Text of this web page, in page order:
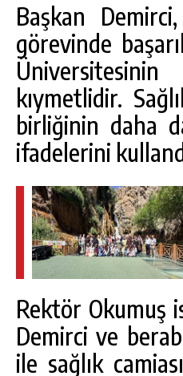
Başkan
görevinde
kıymetlidir.
birliğinin daha
ifadelerini
Rektör Okumuş
Demirci ve
ile sağlık